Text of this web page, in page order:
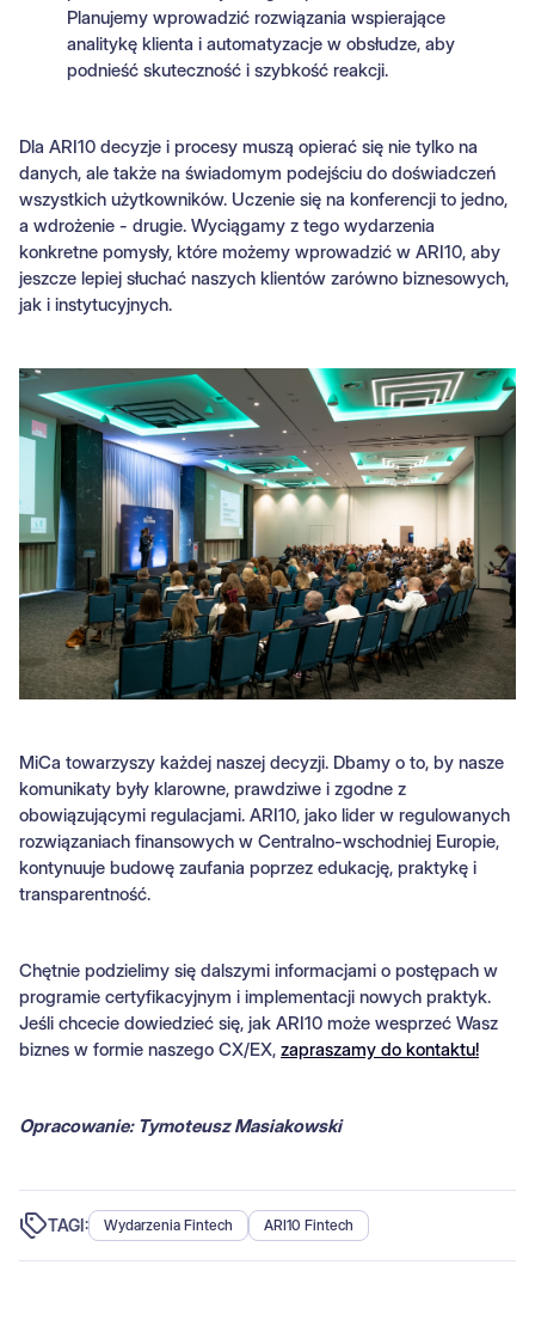
Planujemy wprowadzić rozwiązania wspierające
analitykę klienta i automatyzacje w obsłudze, aby
podnieść skuteczność i szybkość reakcji.
Dla ARI10 decyzje i procesy muszą opierać się nie tylko na
danych, ale także na świadomym podejściu do doświadczeń
wszystkich użytkowników. Uczenie się na konferencji to jedno,
a wdrożenie - drugie. Wyciągamy z tego wydarzenia
konkretne pomysły, które możemy wprowadzić w ARI10, aby
jeszcze lepiej słuchać naszych klientów zarówno biznesowych,
jak i instytucyjnych.
MiCa towarzyszy każdej naszej decyzji. Dbamy o to, by nasze
komunikaty były klarowne, prawdziwe i zgodne z
obowiązującymi regulacjami. ARI10, jako lider w regulowanych
rozwiązaniach finansowych w Centralno-wschodniej Europie,
kontynuuje budowę zaufania poprzez edukację, praktykę i
transparentność.
Chętnie podzielimy się dalszymi informacjami o postępach w
programie certyfikacyjnym i implementacji nowych praktyk.
Jeśli chcecie dowiedzieć się, jak ARI10 może wesprzeć Wasz
biznes w formie naszego CX/EX, zapraszamy do kontaktu!
Opracowanie: Tymoteusz Masiakowski
TAGI: Wydarzenia Fintech ARI10 Fintech